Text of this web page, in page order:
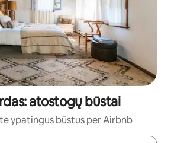
atostogų būstai
ypatingus būstus per Airbnb